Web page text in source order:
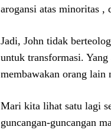
arogansi atas minoritas ,
Jadi, John tidak
untuk transformasi.
membawakan orang
Mari kita lihat satu lagi
guncangan-guncangan